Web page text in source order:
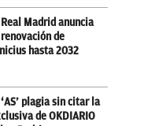
Real Madrid anuncia
renovación de
hasta 2032
‘AS’ plagia sin citar la
de OKDIARIO